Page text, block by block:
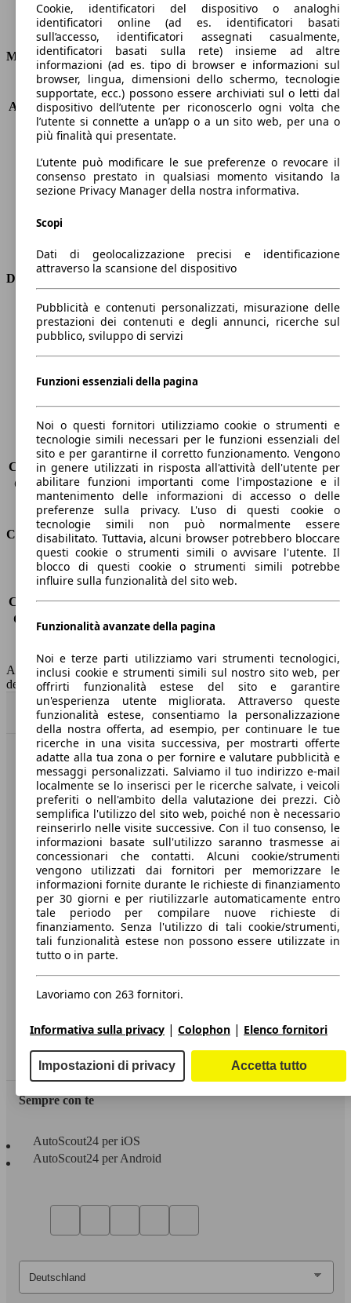
Consumi
Motore e Prestazioni
KW (PS)
88 kW (120 PS)
Accelerazione (0-100 km/h)
10.5s
Velocità massima (km/h)
195 km/h
Numero di marce
6
Coppia
270 nm
Cilindrata
1499 ccm
Carburante
Diesel
Trasmissione
Dimensioni
Lunghezza
4360 mm
Altezza
1480 mm
Larghezza
Peso massimo
-
Sedili
5
Carico sul tetto
-
Capacità di traino (senza freni) -
Capacità di traino (con freni)
1200 kg
Volume del bagagliaio
277 - 1148 l
Consumi
Emissioni di CO2*
99 g/km (komb.)
Consumo (urbano)
4.3 l/100km
Consumo (extra-urbano) 3.4 l/100km
Consumo (combinato)*
3.8 l/100km
Capacità del serbatoio
55 l
AutoScout24 non si assume alcuna responsabilità per la correttezza
dei dati.
Torna su
Benvenuti su AutoScout24, il mercato auto europeo.
Società
A proposito di AutoScout24
Stampa
Media
Condizioni generali
Informazioni
Privacy
Dichiarazione di Accessibilità
Servizi
Area rivenditori
Sempre con te
AutoScout24 per iOS
AutoScout24 per Android
Cookie, identificatori del dispositivo o analoghi
identificatori online (ad es. identificatori basati
sull’accesso, identificatori assegnati casualmente,
identificatori basati sulla rete) insieme ad altre
informazioni (ad es. tipo di browser e informazioni sul
browser, lingua, dimensioni dello schermo, tecnologie
supportate, ecc.) possono essere archiviati sul o letti dal
dispositivo dell’utente per riconoscerlo ogni volta che
l’utente si connette a un’app o a un sito web, per una o
più finalità qui presentate.
L’utente può modificare le sue preferenze o revocare il
consenso prestato in qualsiasi momento visitando la
sezione Privacy Manager della nostra informativa.
Scopi
Dati di geolocalizzazione precisi e identificazione
attraverso la scansione del dispositivo
Pubblicità e contenuti personalizzati, misurazione delle
prestazioni dei contenuti e degli annunci, ricerche sul
pubblico, sviluppo di servizi
Funzioni essenziali della pagina
Noi o questi fornitori utilizziamo cookie o strumenti e
tecnologie simili necessari per le funzioni essenziali del
sito e per garantirne il corretto funzionamento. Vengono
in genere utilizzati in risposta all'attività dell'utente per
abilitare funzioni importanti come l'impostazione e il
mantenimento delle informazioni di accesso o delle
preferenze sulla privacy. L'uso di questi cookie o
tecnologie simili non può normalmente essere
disabilitato. Tuttavia, alcuni browser potrebbero bloccare
questi cookie o strumenti simili o avvisare l'utente. Il
blocco di questi cookie o strumenti simili potrebbe
influire sulla funzionalità del sito web.
Funzionalità avanzate della pagina
Noi e terze parti utilizziamo vari strumenti tecnologici,
inclusi cookie e strumenti simili sul nostro sito web, per
offrirti funzionalità estese del sito e garantire
un'esperienza utente migliorata. Attraverso queste
funzionalità estese, consentiamo la personalizzazione
della nostra offerta, ad esempio, per continuare le tue
ricerche in una visita successiva, per mostrarti offerte
adatte alla tua zona o per fornire e valutare pubblicità e
messaggi personalizzati. Salviamo il tuo indirizzo e-mail
localmente se lo inserisci per le ricerche salvate, i veicoli
preferiti o nell'ambito della valutazione dei prezzi. Ciò
semplifica l'utilizzo del sito web, poiché non è necessario
reinserirlo nelle visite successive. Con il tuo consenso, le
informazioni basate sull'utilizzo saranno trasmesse ai
concessionari che contatti. Alcuni cookie/strumenti
vengono utilizzati dai fornitori per memorizzare le
informazioni fornite durante le richieste di finanziamento
per 30 giorni e per riutilizzarle automaticamente entro
tale periodo per compilare nuove richieste di
finanziamento. Senza l'utilizzo di tali cookie/strumenti,
tali funzionalità estese non possono essere utilizzate in
tutto o in parte.
Lavoriamo con 263 fornitori.
Informativa sulla privacy | Colophon | Elenco fornitori
Impostazioni di privacy Accetta tutto